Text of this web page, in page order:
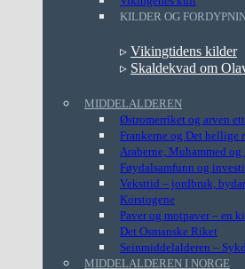
KILDER OG
▹ Vikingtidens kilder
▹ Skaldekvad om
MIDDELALDEREN
Østromerriket og arven
Frankerne og Det hellige
Araberne, Muhammed
Føydalsamfunn og
Veksttid – jordbruk,
Korstogene
Paver og motpaver – en
Det Osmanske Riket
Seinmiddelalderen –
MIDDELALDEREN I NORGE